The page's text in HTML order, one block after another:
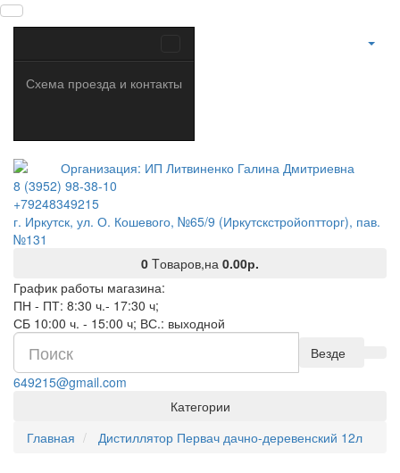
Схема проезда и контакты
8 (3952) 98-38-10
+79248349215
г. Иркутск, ул. О. Кошевого, №65/9 (Иркутскстройоптторг), пав.
№131
0 Tоваров,на 0.00р.
График работы магазина:
ПН - ПТ: 8:30 ч.- 17:30 ч;
СБ 10:00 ч. - 15:00 ч; ВС.: выходной
Везде
649215@gmail.com
Категории
Главная
Дистиллятор Первач дачно-деревенский 12л